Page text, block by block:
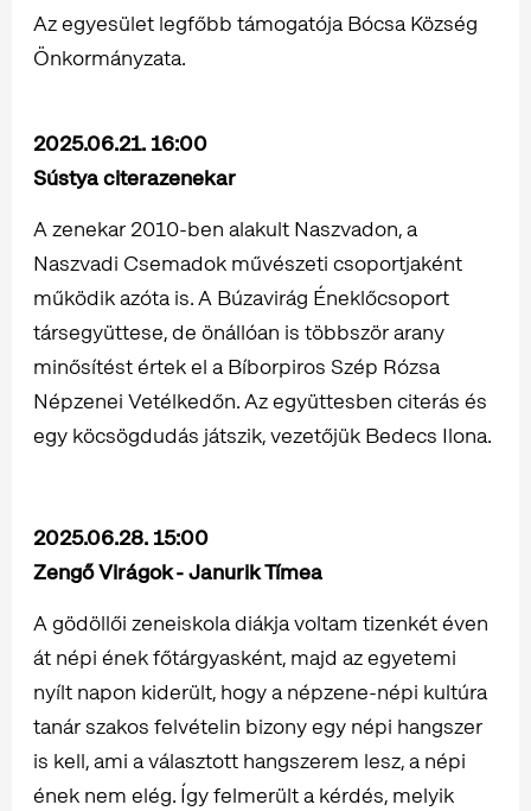
Az egyesület legfőbb támogatója Bócsa Község
Önkormányzata.
2025.06.21. 16:00
Sústya citerazenekar
A zenekar 2010-ben alakult Naszvadon, a
Naszvadi Csemadok művészeti csoportjaként
működik azóta is. A Búzavirág Éneklőcsoport
társegyüttese, de önállóan is többször arany
minősítést értek el a Bíborpiros Szép Rózsa
Népzenei Vetélkedőn. Az együttesben citerás és
egy köcsögdudás játszik, vezetőjük Bedecs Ilona.
2025.06.28. 15:00
Zengő Virágok - Janurik Tímea
A gödöllői zeneiskola diákja voltam tizenkét éven
át népi ének főtárgyasként, majd az egyetemi
nyílt napon kiderült, hogy a népzene-népi kultúra
tanár szakos felvételin bizony egy népi hangszer
is kell, ami a választott hangszerem lesz, a népi
ének nem elég. Így felmerült a kérdés, melyik